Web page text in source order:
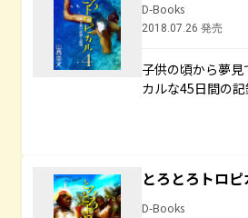
D-Books
2018.07.26 発売
子供の頃から夢
カルな45日間の記
とろとろトロ
D-Books